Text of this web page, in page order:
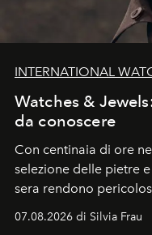
INTERNATIONAL
Watches &
da conoscere
Con centinaia di ore
selezione delle pietre
sera rendono
cognizione del tempo.
07.08.2026 di Silvia Frau